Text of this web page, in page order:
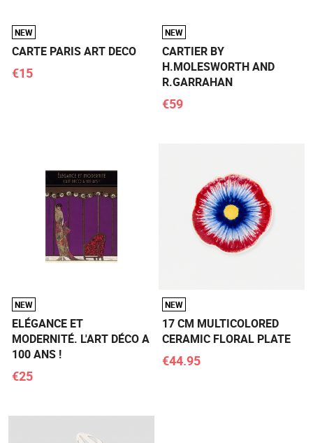
NEW
CARTE PARIS ART DECO
€15
NEW
CARTIER BY
H.MOLESWORTH AND
R.GARRAHAN
€59
NEW
ELÉGANCE ET
MODERNITÉ. L'ART DÉCO A
100 ANS !
€25
NEW
17 CM MULTICOLORED
CERAMIC FLORAL PLATE
€44.95